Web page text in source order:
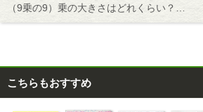
（9乗の9）乗の大きさはどれくらい？…
こちらもおすすめ